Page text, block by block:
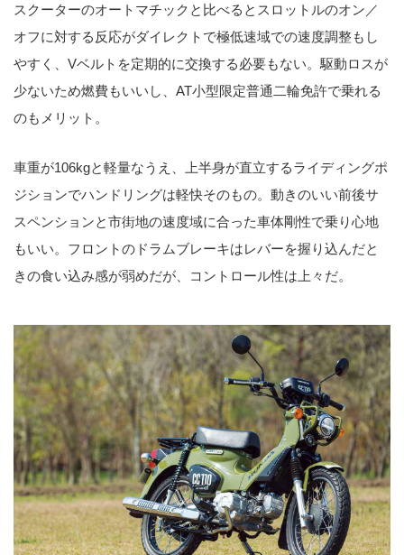
スクーターのオートマチックと比べるとスロットルのオン／
オフに対する反応がダイレクトで極低速域での速度調整もし
やすく、Vベルトを定期的に交換する必要もない。駆動ロスが
少ないため燃費もいいし、AT小型限定普通二輪免許で乗れる
のもメリット。
車重が106kgと軽量なうえ、上半身が直立するライディングポ
ジションでハンドリングは軽快そのもの。動きのいい前後サ
スペンションと市街地の速度域に合った車体剛性で乗り心地
もいい。フロントのドラムブレーキはレバーを握り込んだと
きの食い込み感が弱めだが、コントロール性は上々だ。